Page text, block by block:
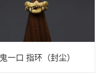
鬼一口 指环（封尘）